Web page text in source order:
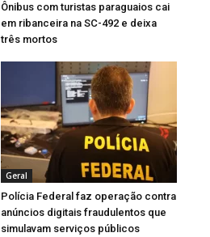
Ônibus com turistas paraguaios cai
em ribanceira na SC-492 e deixa
três mortos
Geral
Polícia Federal faz operação contra
anúncios digitais fraudulentos que
simulavam serviços públicos